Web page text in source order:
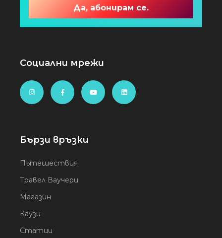
Социални мрежи
Бързи връзки
Пътешествия
Травел Ваучери
Магазин
Каузи
Статии